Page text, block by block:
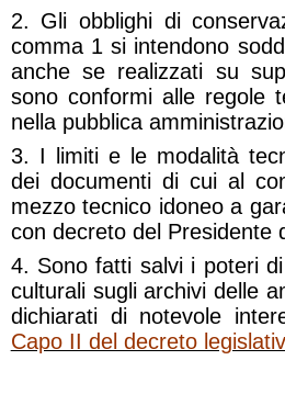
2. Gli obblighi di
comma 1 si intendono
anche se realizzati su
sono conformi alle regole
nella pubblica
3. I limiti e le modalità
dei documenti di cui al
mezzo tecnico idoneo a
con decreto del Presidente
4. Sono fatti salvi i poteri
culturali sugli archivi delle
dichiarati di notevole
Capo II del decreto